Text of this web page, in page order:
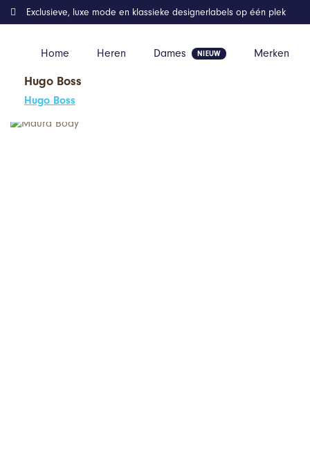
Home Heren Dames Merken
Exclusieve, luxe mode en klassieke designerlabels op één plek
Hugo Boss
Hugo Boss
Home Kleding